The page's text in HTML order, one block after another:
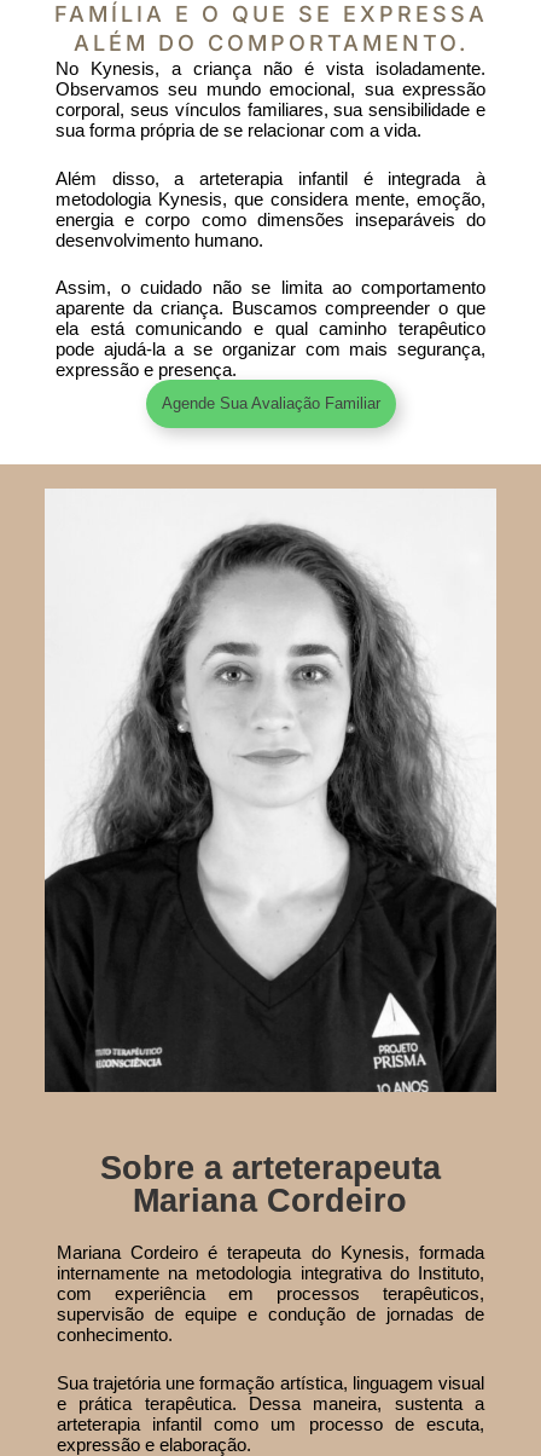
FAMÍLIA E O QUE SE EXPRESSA
ALÉM DO COMPORTAMENTO.
No Kynesis, a criança não é vista isoladamente.
Observamos seu mundo emocional, sua expressão
corporal, seus vínculos familiares, sua sensibilidade e
sua forma própria de se relacionar com a vida.
Além disso, a arteterapia infantil é integrada à
metodologia Kynesis, que considera mente, emoção,
energia e corpo como dimensões inseparáveis do
desenvolvimento humano.
Assim, o cuidado não se limita ao comportamento
aparente da criança. Buscamos compreender o que
ela está comunicando e qual caminho terapêutico
pode ajudá-la a se organizar com mais segurança,
expressão e presença.
Agende Sua Avaliação Familiar
Sobre a arteterapeuta
Mariana Cordeiro
Mariana Cordeiro é terapeuta do Kynesis, formada
internamente na metodologia integrativa do Instituto,
com experiência em processos terapêuticos,
supervisão de equipe e condução de jornadas de
conhecimento.
Sua trajetória une formação artística, linguagem visual
e prática terapêutica. Dessa maneira, sustenta a
arteterapia infantil como um processo de escuta,
expressão e elaboração.